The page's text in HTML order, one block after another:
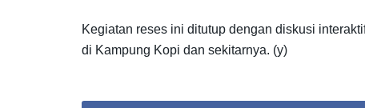
Kegiatan reses ini ditutup dengan diskusi
di Kampung Kopi dan sekitarnya. (y)